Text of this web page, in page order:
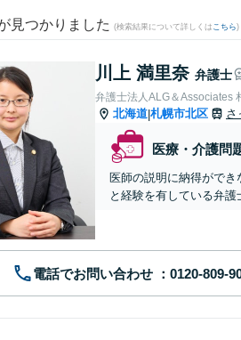
見つかりました (検索結果について詳しくは こちら)
川上 満里奈 弁護士
弁護士法人ALG＆Associates
北海道|札幌市北区 さ
医療・介護問
医師の説明に納得がで
と経験を有している弁護
電話でお問い合わせ